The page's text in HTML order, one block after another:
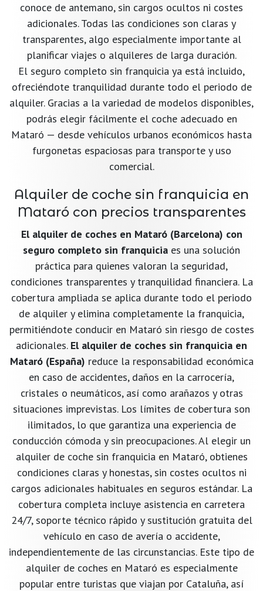
conoce de antemano, sin cargos ocultos ni costes
adicionales. Todas las condiciones son claras y
transparentes, algo especialmente importante al
planificar viajes o alquileres de larga duración.
El seguro completo sin franquicia ya está incluido,
ofreciéndote tranquilidad durante todo el periodo de
alquiler. Gracias a la variedad de modelos disponibles,
podrás elegir fácilmente el coche adecuado en
Mataró — desde vehículos urbanos económicos hasta
furgonetas espaciosas para transporte y uso
comercial.
Alquiler de coche sin franquicia en
Mataró con precios transparentes
El alquiler de coches en Mataró (Barcelona) con
seguro completo sin franquicia es una solución
práctica para quienes valoran la seguridad,
condiciones transparentes y tranquilidad financiera. La
cobertura ampliada se aplica durante todo el periodo
de alquiler y elimina completamente la franquicia,
permitiéndote conducir en Mataró sin riesgo de costes
adicionales. El alquiler de coches sin franquicia en
Mataró (España) reduce la responsabilidad económica
en caso de accidentes, daños en la carrocería,
cristales o neumáticos, así como arañazos y otras
situaciones imprevistas. Los límites de cobertura son
ilimitados, lo que garantiza una experiencia de
conducción cómoda y sin preocupaciones. Al elegir un
alquiler de coche sin franquicia en Mataró, obtienes
condiciones claras y honestas, sin costes ocultos ni
cargos adicionales habituales en seguros estándar. La
cobertura completa incluye asistencia en carretera
24/7, soporte técnico rápido y sustitución gratuita del
vehículo en caso de avería o accidente,
independientemente de las circunstancias. Este tipo de
alquiler de coches en Mataró es especialmente
popular entre turistas que viajan por Cataluña, así